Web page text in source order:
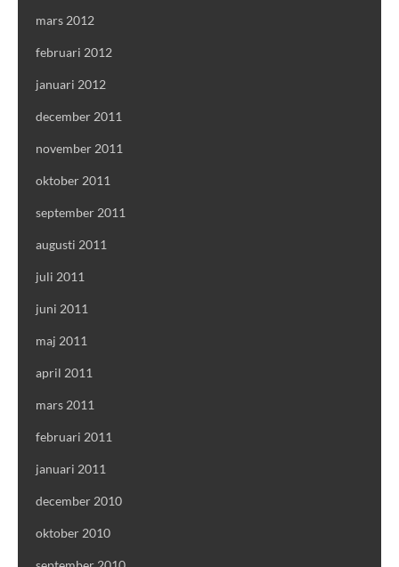
mars 2012
februari 2012
januari 2012
december 2011
november 2011
oktober 2011
september 2011
augusti 2011
juli 2011
juni 2011
maj 2011
april 2011
mars 2011
februari 2011
januari 2011
december 2010
oktober 2010